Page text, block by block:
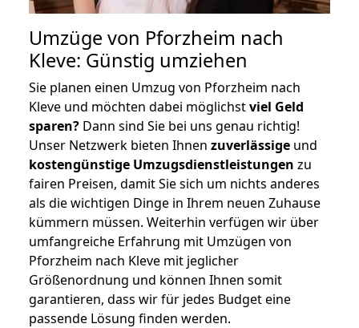
Umzüge von Pforzheim nach
Kleve: Günstig umziehen
Sie planen einen Umzug von Pforzheim nach
Kleve und möchten dabei möglichstviel Geld
sparen? Dann sind Sie bei uns genau richtig!
Unser Netzwerk bieten Ihnen zuverlässige und
kostengünstige Umzugsdienstleistungen zu
fairen Preisen, damit Sie sich um nichts anderes
als die wichtigen Dinge in Ihrem neuen Zuhause
kümmern müssen. Weiterhin verfügen wir über
umfangreiche Erfahrung mit Umzügen von
Pforzheim nach Kleve mit jeglicher
Größenordnung und können Ihnen somit
garantieren, dass wir für jedes Budget eine
passende Lösung finden werden.